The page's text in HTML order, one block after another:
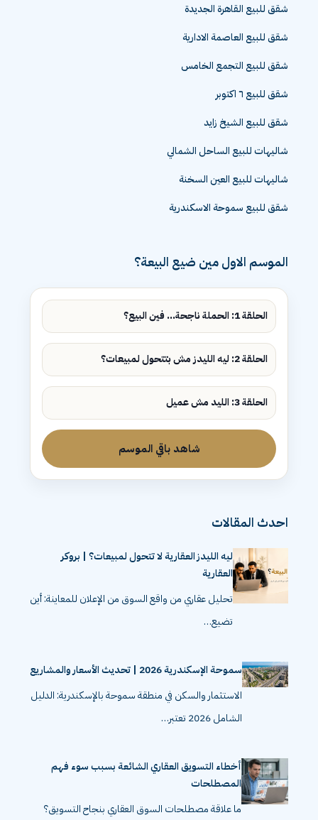
شقق للبيع القاهرة الجديدة
شقق للبيع العاصمة الادارية
شقق للبيع التجمع الخامس
شقق للبيع ٦ اكتوبر
شقق للبيع الشيخ زايد
شاليهات للبيع الساحل الشمالي
شاليهات للبيع العين السخنة
شقق للبيع سموحة الاسكندرية
الموسم الاول مين ضيع البيعة؟
الحلقة 1: الحملة ناجحة... فين البيع؟
الحلقة 2: ليه الليدز مش بتتحول لمبيعات؟
الحلقة 3: الليد مش عميل
شاهد باقي الموسم
احدث المقالات
ليه الليدز العقارية لا تتحول لمبيعات؟ | بروكر
العقارية
تحليل عقاري من واقع السوق من الإعلان للمعاينة: أين
تضيع…
سموحة الإسكندرية 2026 | تحديث الأسعار والمشاريع
الاستثمار والسكن في منطقة سموحة بالإسكندرية: الدليل
الشامل 2026 تعتبر…
أخطاء التسويق العقاري الشائعة بسبب سوء فهم
المصطلحات
ما علاقة مصطلحات السوق العقاري بنجاح التسويق؟